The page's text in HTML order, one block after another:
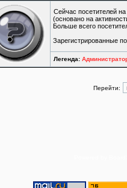
Сейчас посетителей
(основано на
Больше всего
Зарегистрированные
Легенда:
Перейти: